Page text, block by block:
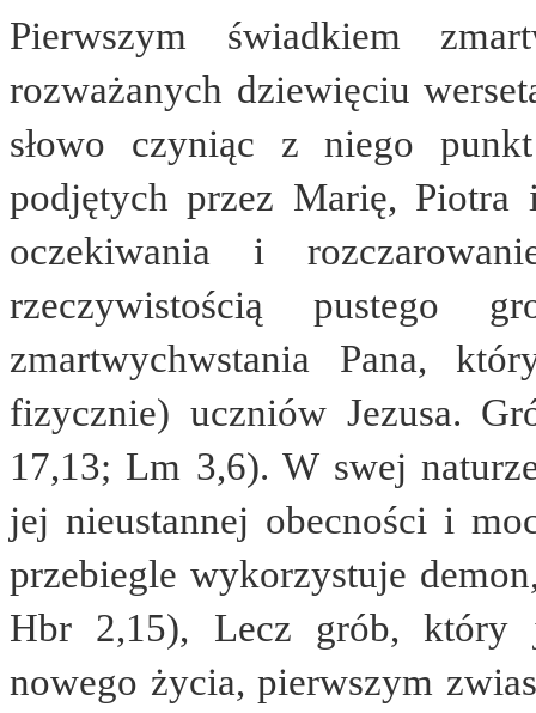
Pierwszym świadkiem
rozważanych dziewięciu
słowo czyniąc z niego
podjętych przez Marię, Piotra
oczekiwania i
rzeczywistością pustego
zmartwychwstania Pana,
fizycznie) uczniów Jezusa.
17,13; Lm 3,6). W swej
jej nieustannej obecności i
przebiegle wykorzystuje
Hbr 2,15), Lecz grób, który
nowego życia, pierwszym